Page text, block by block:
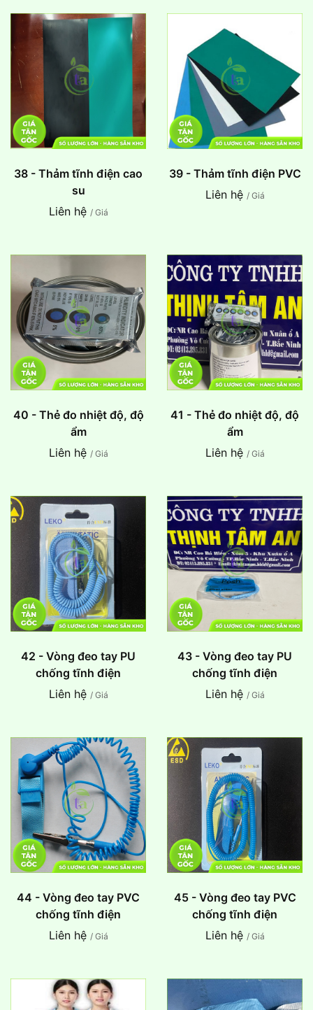
38 - Thảm tĩnh điện cao
su
Liên hệ / Giá
39 - Thảm tĩnh điện PVC
Liên hệ / Giá
40 - Thẻ đo nhiệt độ, độ
ẩm
Liên hệ / Giá
41 - Thẻ đo nhiệt độ, độ
ẩm
Liên hệ / Giá
42 - Vòng đeo tay PU
chống tĩnh điện
Liên hệ / Giá
43 - Vòng đeo tay PU
chống tĩnh điện
Liên hệ / Giá
44 - Vòng đeo tay PVC
chống tĩnh điện
Liên hệ / Giá
45 - Vòng đeo tay PVC
chống tĩnh điện
Liên hệ / Giá